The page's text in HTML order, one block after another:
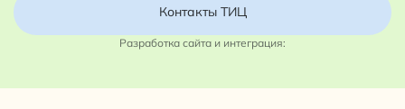
Контакты ТИЦ
Разработка сайта и интеграция: